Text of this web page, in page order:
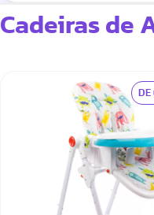
Cadeiras de